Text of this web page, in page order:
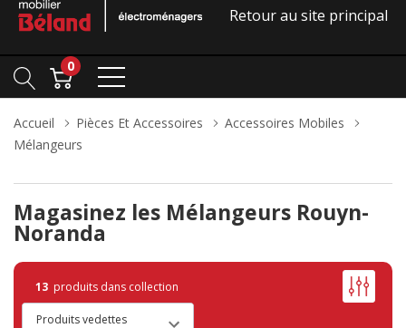
Retour au site principal
0
Accueil Pièces Et Accessoires
Accessoires Mobiles
Mélangeurs
Magasinez les Mélangeurs Rouyn-
Noranda
13 produits dans collection